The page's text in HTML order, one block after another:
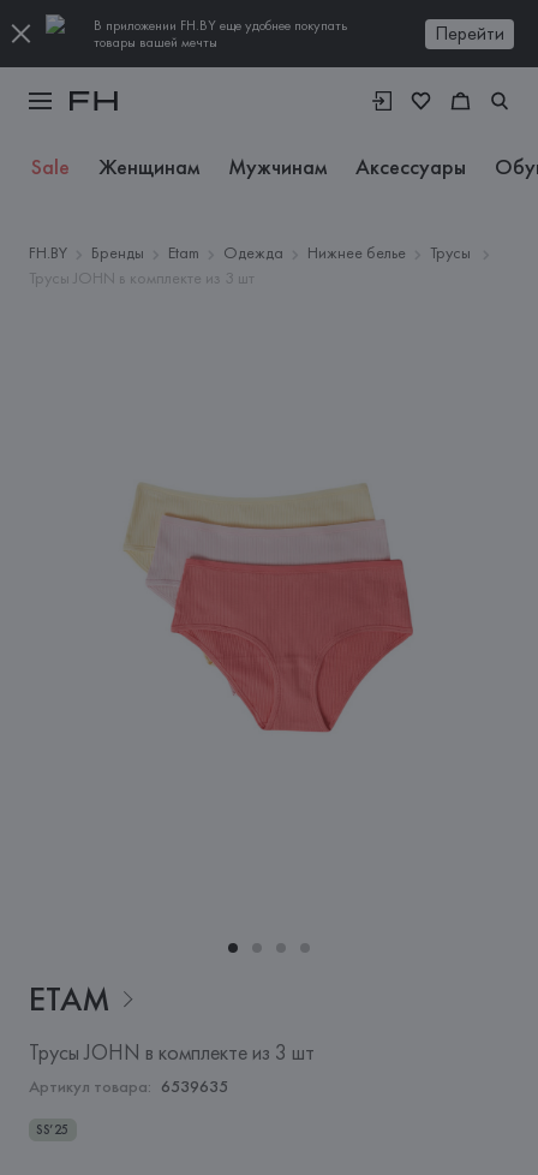
В приложении FH.BY еще удобнее покупать
товары вашей мечты
Перейти
Sale Женщинам Мужчинам Аксессуары
FH.BY Бренды Etam Одежда Нижнее белье
Трусы
Трусы JOHN в комплекте из 3 шт
ETAM
Трусы JOHN в комплекте из 3 шт
Артикул товара: 6539635
SS’25